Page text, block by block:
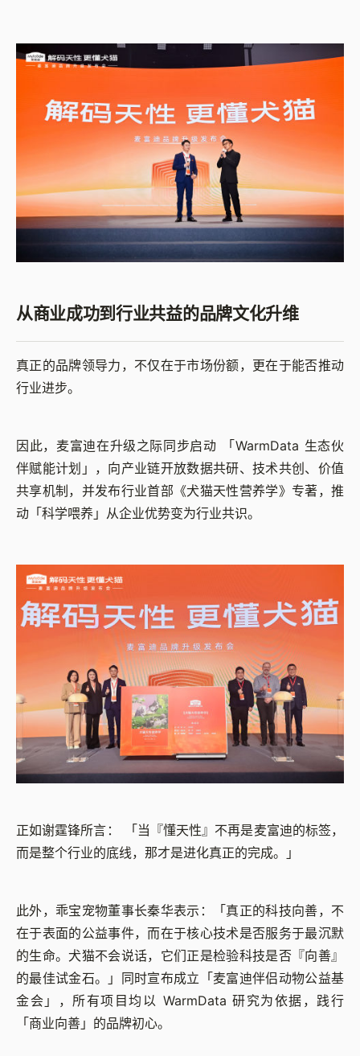
从商业成功到行业共益的品牌文化升维
真正的品牌领导力，不仅在于市场份额，更在于能否推动
行业进步。
因此，麦富迪在升级之际同步启动 「WarmData 生态伙
伴赋能计划」，向产业链开放数据共研、技术共创、价值
共享机制，并发布行业首部《犬猫天性营养学》专著，推
动「科学喂养」从企业优势变为行业共识。
正如谢霆锋所言： 「当『懂天性』不再是麦富迪的标签，
而是整个行业的底线，那才是进化真正的完成。」
此外，乖宝宠物董事长秦华表示：「真正的科技向善，不
在于表面的公益事件，而在于核心技术是否服务于最沉默
的生命。犬猫不会说话，它们正是检验科技是否『向善』
的最佳试金石。」同时宣布成立「麦富迪伴侣动物公益基
金会」，所有项目均以 WarmData 研究为依据，践行
「商业向善」的品牌初心。